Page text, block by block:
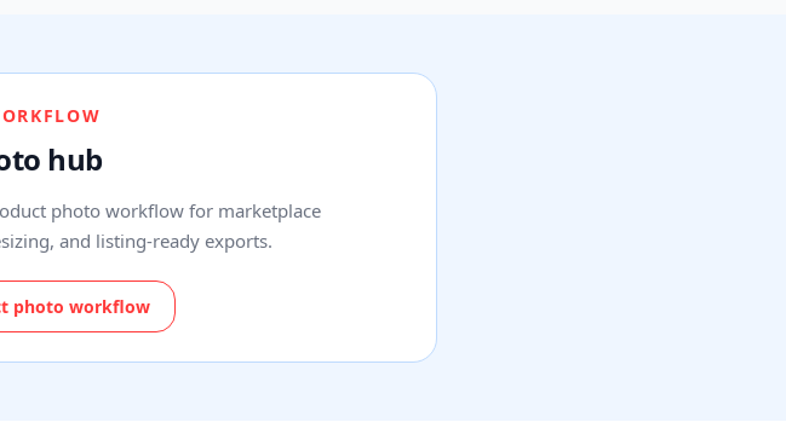
hub
photo workflow for marketplace
and listing-ready exports.
photo workflow